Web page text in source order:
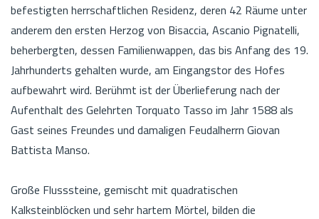
befestigten herrschaftlichen Residenz, deren 42 Räume unter
anderem den ersten Herzog von Bisaccia, Ascanio Pignatelli,
beherbergten, dessen Familienwappen, das bis Anfang des 19.
Jahrhunderts gehalten wurde, am Eingangstor des Hofes
aufbewahrt wird. Berühmt ist der Überlieferung nach der
Aufenthalt des Gelehrten Torquato Tasso im Jahr 1588 als
Gast seines Freundes und damaligen Feudalherrn Giovan
Battista Manso.
Große Flusssteine, gemischt mit quadratischen
Kalksteinblöcken und sehr hartem Mörtel, bilden die